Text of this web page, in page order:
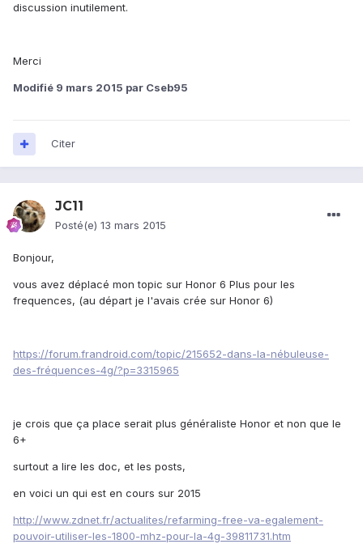
discussion inutilement.
Merci
Modifié 9 mars 2015 par Cseb95
Citer
JC11
Posté(e) 13 mars 2015
Bonjour,
vous avez déplacé mon topic sur Honor 6 Plus pour les
frequences, (au départ je l'avais crée sur Honor 6)
https://forum.frandroid.com/topic/215652-dans-la-nébuleuse-
des-fréquences-4g/?p=3315965
je crois que ça place serait plus généraliste Honor et non que le
6+
surtout a lire les doc, et les posts,
en voici un qui est en cours sur 2015
http://www.zdnet.fr/actualites/refarming-free-va-egalement-
pouvoir-utiliser-les-1800-mhz-pour-la-4g-39811731.htm